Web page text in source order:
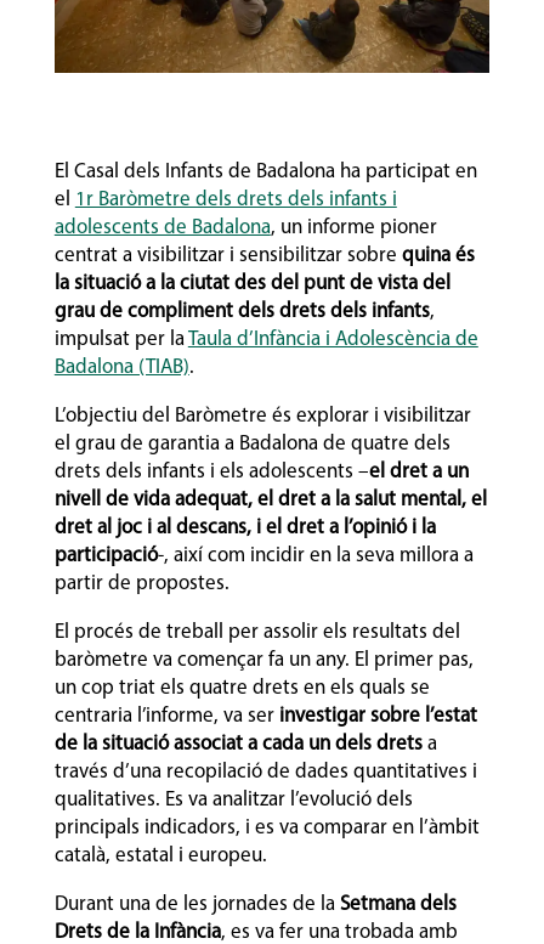
El Casal dels Infants de Badalona ha participat en
el 1r Baròmetre dels drets dels infants i
adolescents de Badalona, un informe pioner
centrat a visibilitzar i sensibilitzar sobre quina és
la situació a la ciutat des del punt de vista del
grau de compliment dels drets dels infants,
impulsat per laTaula d’Infància i Adolescència de
Badalona (TIAB).
L’objectiu del Baròmetre és explorar i visibilitzar
el grau de garantia a Badalona de quatre dels
drets dels infants i els adolescents –el dret a un
nivell de vida adequat, el dret a la salut mental, el
dret al joc i al descans, i el dret a l’opinió i la
participació-, així com incidir en la seva millora a
partir de propostes.
El procés de treball per assolir els resultats del
baròmetre va començar fa un any. El primer pas,
un cop triat els quatre drets en els quals se
centraria l’informe, va ser investigar sobre l’estat
de la situació associat a cada un dels drets a
través d’una recopilació de dades quantitatives i
qualitatives. Es va analitzar l’evolució dels
principals indicadors, i es va comparar en l’àmbit
català, estatal i europeu.
Durant una de les jornades de la Setmana dels
Drets de la Infància, es va fer una trobada amb